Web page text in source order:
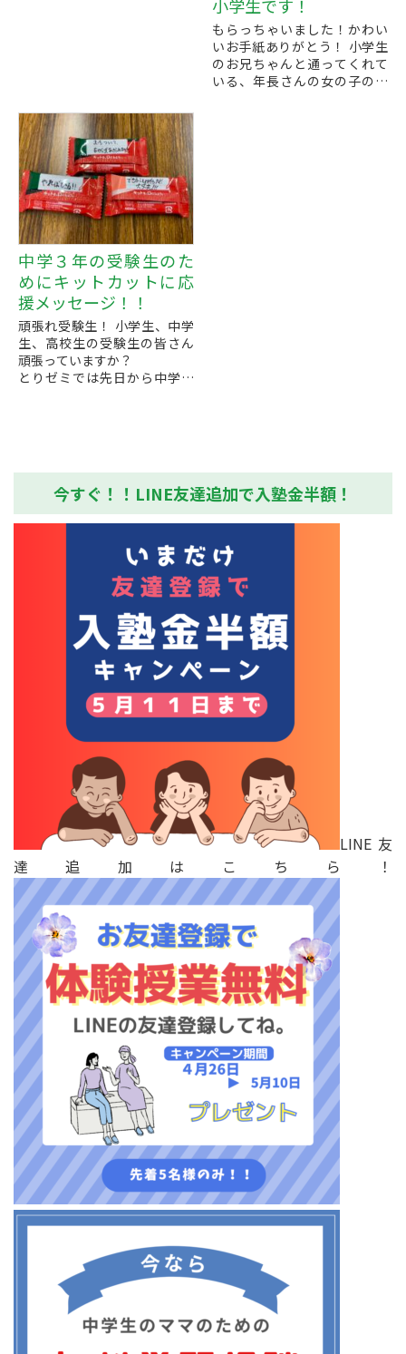
小学生です！
もらっちゃいました！かわい
いお手紙ありがとう！ 小学生
のお兄ちゃんと通ってくれて
いる、年長さんの女の子の生
中学３年の受験生のた
めにキットカットに応
援メッセージ！！
頑張れ受験生！ 小学生、中学
生、高校生の受験生の皆さん
頑張っていますか？
とりゼミでは先日から中学校
今すぐ！！LINE友達追加で入塾金半額！
LINE友
達追加はこちら！